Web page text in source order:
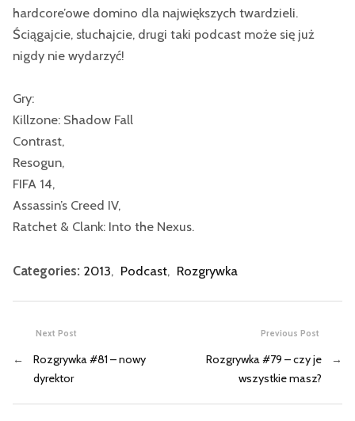
hardcore’owe domino dla największych twardzieli.
Ściągajcie, słuchajcie, drugi taki podcast może się już
nigdy nie wydarzyć!
Gry:
Killzone: Shadow Fall
Contrast,
Resogun,
FIFA 14,
Assassin’s Creed IV,
Ratchet & Clank: Into the Nexus.
Categories: 2013, Podcast, Rozgrywka
Previous Post
Rozgrywka #79 – czy je
wszystkie masz?
→
Next Post
←
Rozgrywka #81 – nowy
dyrektor